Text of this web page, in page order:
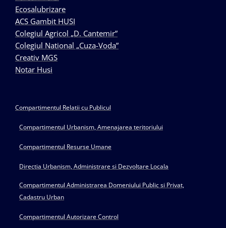
Ecosalubrizare
ACS Gambit HUSI
Colegiul Agricol „D. Cantemir”
Colegiul National „Cuza-Voda”
Creativ MGS
Notar Husi
Compartimentul Relatii cu Publicul
Compartimentul Urbanism, Amenajarea teritoriului
Compartimentul Resurse Umane
Directia Urbanism, Administrare si Dezvoltare Locala
Compartimentul Administrarea Domeniului Public si Privat,
Cadastru Urban
Compartimentul Autorizare Control